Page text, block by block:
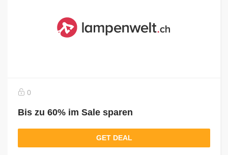
0
Bis zu 60% im Sale sparen
GET DEAL